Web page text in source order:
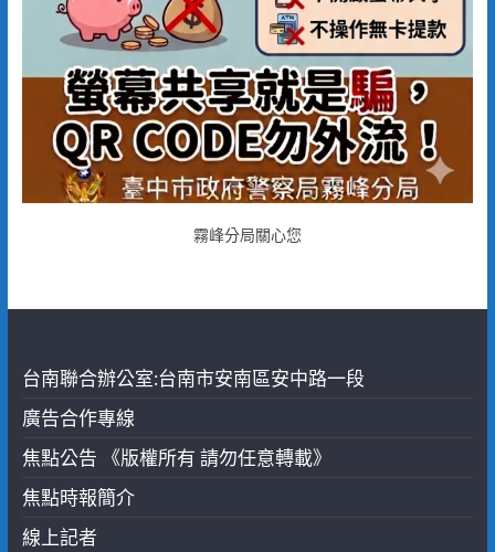
霧峰分局關心您
台南聯合辦公室:台南市安南區安中路一段
廣告合作專線
焦點公告 《版權所有 請勿任意轉載》
焦點時報簡介
線上記者